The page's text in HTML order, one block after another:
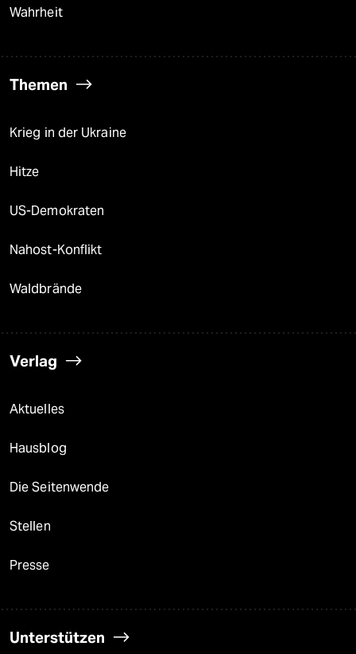
Wahrheit
Themen
Krieg in der Ukraine
Hitze
US-Demokraten
Nahost-Konflikt
Waldbrände
Verlag
Aktuelles
Hausblog
Die Seitenwende
Stellen
Presse
Unterstützen